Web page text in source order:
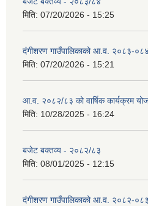
मिति: 07/20/2026 - 15:25
दंगीशरण गाउँपालिकाको आ.व. २०८३-०८४
मिति: 07/20/2026 - 15:21
आ.व. २०८२/८३ को वार्षिक कार्यक्रम
मिति: 10/28/2025 - 16:24
बजेट बक्तव्य - २०८२/८३
मिति: 08/01/2025 - 12:15
दंगीशरण गाउँपालिकाको आ.व. २०८२-०८३